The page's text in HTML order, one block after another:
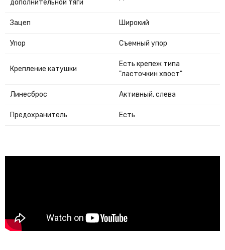
дополнительной тяги
Зацеп Широкий
Упор Съемный упор
Крепление катушки
Есть крепеж типа
"ласточкин хвост"
Линесброс Активный, слева
Предохранитель Есть